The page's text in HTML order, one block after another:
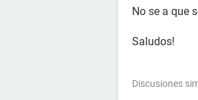
No se a que
Saludos!
Discusiones